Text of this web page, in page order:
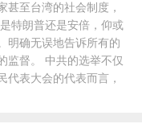
甚至台湾的社会制度，
特朗普还是安倍，仰或
明确无误地告诉所有的
监督。 中共的选举不仅
代表大会的代表而言，